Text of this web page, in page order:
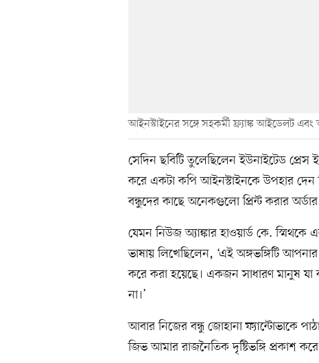
আইনস্টাইনের সঙ্গে সহকর্মী ফ্র্যাঙ্ক আইডেলট এবং
সেদিন ছবিটি তুলেছিলেন ইউনাইটেড প্রেস
করে একটা কপি আইনস্টাইনকে উপহার
বন্ধুদের কাছে অনেকগুলো প্রিন্ট করার
যেমন নিউজ অ্যাঙ্কার হাওয়ার্ড কে. স্মিথকে
ভাষায় লিখেছিলেন, ‘এই অঙ্গভঙ্গিটি
করে করা হয়েছে। একজন সাধারণ মানুষ
না।’
আবার নিজের বন্ধু জোহানা ফ্যান্টোভাকে
জিভ আমার রাজনৈতিক দৃষ্টিভঙ্গি প্রকাশ